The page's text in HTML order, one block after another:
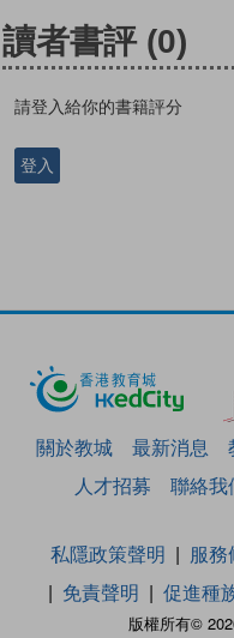
讀者書評 (0)
請登入給你的書籍評分
登入
關於教城 最新消息
人才招募
聯絡我
版權所有©
私隱政策聲明 服務
免責聲明
促進種